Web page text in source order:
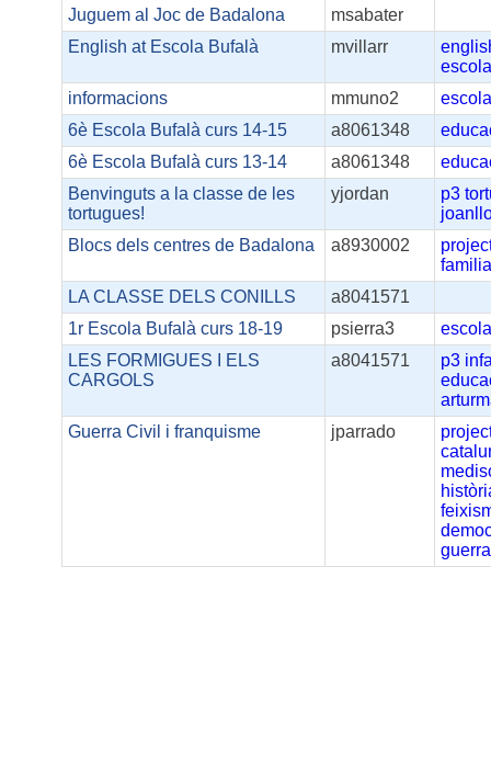
Juguem al Joc de Badalona
msabater
English at Escola Bufalà
mvillarr
informacions
mmuno2
6è Escola Bufalà curs 14-15
a8061348
6è Escola Bufalà curs 13-14
a8061348
Benvinguts a la classe de les
tortugues!
yjordan p3
Blocs dels centres de Badalona
a8930002
LA CLASSE DELS CONILLS
a8041571
1r Escola Bufalà curs 18-19
psierra3
LES FORMIGUES I ELS
CARGOLS
a8041571 p3
Guerra Civil i franquisme
jparrado